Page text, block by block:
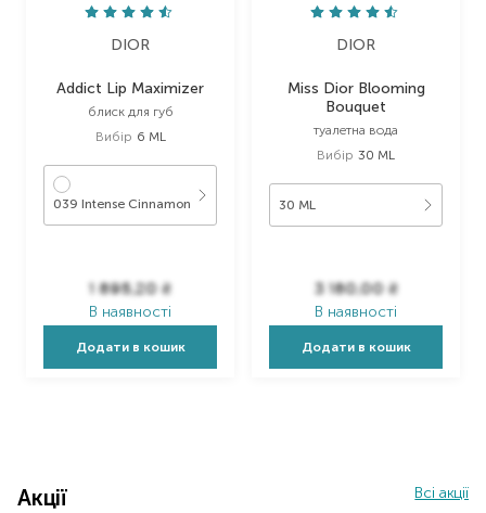
DIOR
Addict Lip Maximizer
блиск для губ
Вибір 6 ML
039 Intense Cinnamon
1 895,20 ₴
В наявності
Додати в кошик
DIOR
Miss Dior Blooming
Bouquet
туалетна вода
Вибір 30 ML
30 ML
3 180,00 ₴
В наявності
Додати в кошик
Акції Всі акції